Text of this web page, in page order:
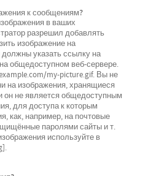
к сообщениям?
в ваших
разрешил добавлять
изображение на
указать ссылку на
общедоступном веб-сервере.
my-picture.gif. Вы не
на изображения, хранящиеся
он не является общедоступным
для доступа к которым
как, например, на почтовые
паролями сайты и т.
используйте в